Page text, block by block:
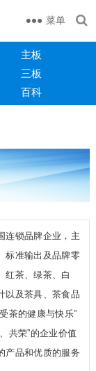
菜单
主板
三板
百科
连锁品牌企业，主
标准输出及品牌零
红茶、绿茶、白
以及茶具、茶食品
茶的健康与快乐”
共荣”的企业价值
产品和优质的服务